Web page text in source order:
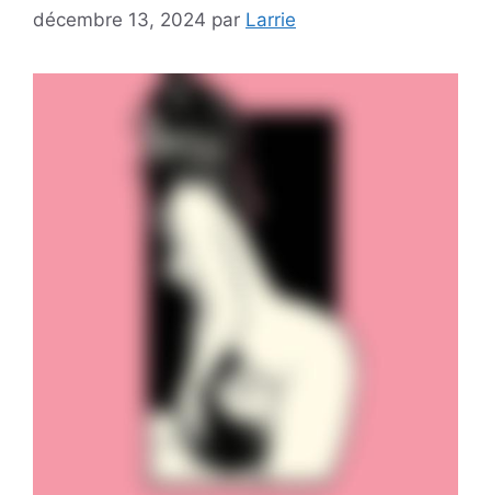
décembre 13, 2024 par Larrie